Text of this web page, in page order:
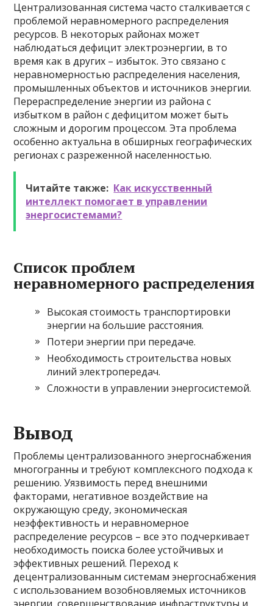
Централизованная система часто сталкивается с
проблемой неравномерного распределения
ресурсов. В некоторых районах может
наблюдаться дефицит электроэнергии, в то
время как в других – избыток. Это связано с
неравномерностью распределения населения,
промышленных объектов и источников энергии.
Перераспределение энергии из района с
избытком в район с дефицитом может быть
сложным и дорогим процессом. Эта проблема
особенно актуальна в обширных географических
регионах с разреженной населенностью.
Читайте также: Как искусственный
интеллект помогает в управлении
энергосистемами?
Список проблем
неравномерного распределения
Высокая стоимость транспортировки
энергии на большие расстояния.
Потери энергии при передаче.
Необходимость строительства новых
линий электропередач.
Сложности в управлении энергосистемой.
Вывод
Проблемы централизованного энергоснабжения
многогранны и требуют комплексного подхода к
решению. Уязвимость перед внешними
факторами, негативное воздействие на
окружающую среду, экономическая
неэффективность и неравномерное
распределение ресурсов – все это подчеркивает
необходимость поиска более устойчивых и
эффективных решений. Переход к
децентрализованным системам энергоснабжения
с использованием возобновляемых источников